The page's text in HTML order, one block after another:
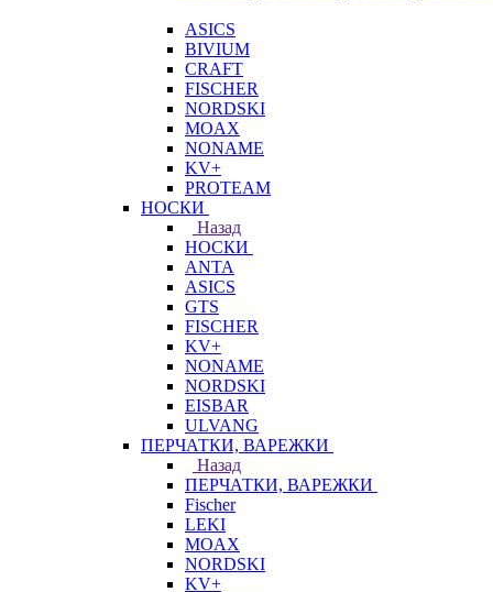
ASICS
BIVIUM
CRAFT
FISCHER
NORDSKI
MOAX
NONAME
KV+
PROTEAM
НОСКИ
Назад
НОСКИ
ANTA
ASICS
GTS
FISCHER
KV+
NONAME
NORDSKI
EISBAR
ULVANG
ПЕРЧАТКИ, ВАРЕЖКИ
Назад
ПЕРЧАТКИ, ВАРЕЖКИ
Fischer
LEKI
MOAX
NORDSKI
KV+